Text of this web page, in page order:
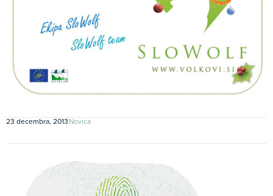
23 decembra, 2013Novica